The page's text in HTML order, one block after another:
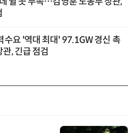
수요 '역대 최대' 97.1GW 경신 촉
, 긴급 점검